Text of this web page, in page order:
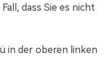
dass Sie es nicht
in der oberen linken